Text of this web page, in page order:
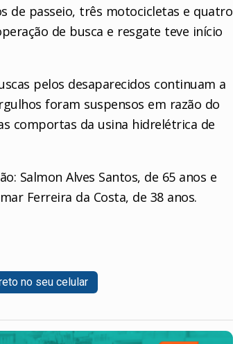
de passeio, três motocicletas e quatro
de busca e resgate teve início
pelos desaparecidos continuam a
foram suspensos em razão do
comportas da usina hidrelétrica de
Salmon Alves Santos, de 65 anos e
Ferreira da Costa, de 38 anos.
no seu celular